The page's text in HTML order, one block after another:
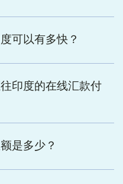
可以有多快？
印度的在线汇款付
是多少？